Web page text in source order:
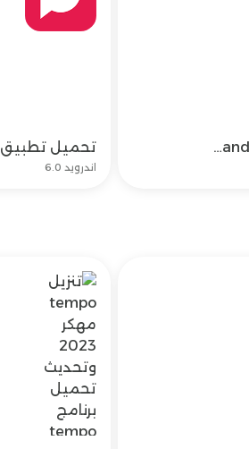
تحميل برنامج Pandora وتنزيل تطبيق باندورا اخر اصدار
اندرويد 6.0